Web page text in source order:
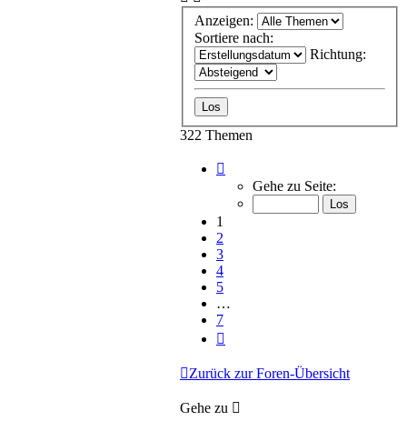
Anzeigen:
Sortiere nach:
Richtung:
322 Themen
von
Gehe zu Seite:
1
2
3
4
5
…
7
Zurück zur Foren-Übersicht
Gehe zu